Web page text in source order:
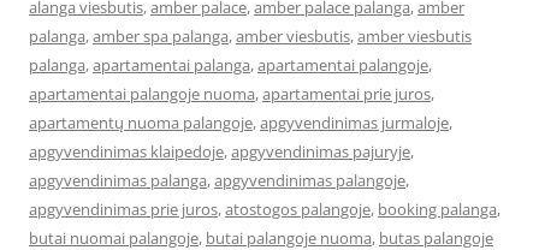
alanga viesbutis,amber palace,amber palace palanga,amber
palanga,amber spa palanga,amber viesbutis,amber viesbutis
palanga,apartamentai palanga,apartamentai palangoje,
apartamentai palangoje nuoma,apartamentai prie juros,
apartamentų nuoma palangoje,apgyvendinimas jurmaloje,
apgyvendinimas klaipedoje,apgyvendinimas pajuryje,
apgyvendinimas palanga,apgyvendinimas palangoje,
apgyvendinimas prie juros,atostogos palangoje, booking palanga,
butai nuomai palangoje, butai palangoje nuoma, butas palangoje